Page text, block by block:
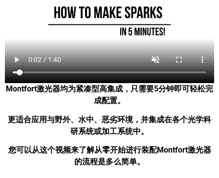
Montfort激光器均为紧凑型高集成，只需要5分钟即可轻松完
成配置。
更适合应用与野外、水中、恶劣环境，并集成在各个光学科
研系统或加工系统中。
您可以从这个视频来了解从零开始进行装配Montfort激光器
的流程是多么简单。